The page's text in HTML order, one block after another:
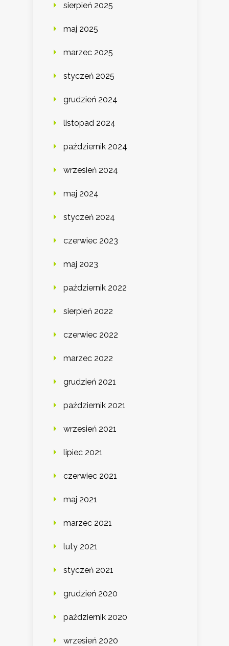
sierpień 2025
maj 2025
marzec 2025
styczeń 2025
grudzień 2024
listopad 2024
październik 2024
wrzesień 2024
maj 2024
styczeń 2024
czerwiec 2023
maj 2023
październik 2022
sierpień 2022
czerwiec 2022
marzec 2022
grudzień 2021
październik 2021
wrzesień 2021
lipiec 2021
czerwiec 2021
maj 2021
marzec 2021
luty 2021
styczeń 2021
grudzień 2020
październik 2020
wrzesień 2020